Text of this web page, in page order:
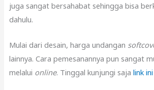
juga sangat bersahabat sehingga bisa
dahulu.
Mulai dari desain, harga undangan
lainnya. Cara pemesanannya pun sangat
melalui online. Tinggal kunjungi saja link ini